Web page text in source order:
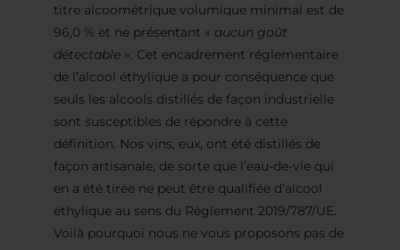
titre alcoométrique volumique minimal est de
96,0 % et ne présentant « aucun goût
détectable ». Cet encadrement réglementaire
de l’alcool éthylique a pour conséquence que
seuls les alcools distillés de façon industrielle
sont susceptibles de répondre à cette
définition. Nos vins, eux, ont été distillés de
façon artisanale, de sorte que l’eau-de-vie qui
en a été tirée ne peut être qualifiée d’alcool
éthylique au sens du Règlement 2019/787/UE.
Voilà pourquoi nous ne vous proposons pas de